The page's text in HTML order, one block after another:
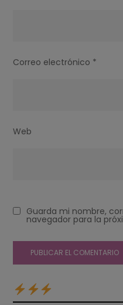
Correo electrónico *
Web
Guarda mi nombre,
navegador para la